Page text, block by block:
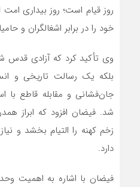
روز قیام است؛ روز بیداری
خود را در برابر اشغالگران و
وی تأکید کرد که آزادی قدس
بلکه یک رسالت تاریخی و
جان‌فشانی و مقابله قاطع با
شد. فیضان افزود که ابراز
زخم کهنه را التیام بخشد و
دارد.
فیضان با اشاره به اهمیت